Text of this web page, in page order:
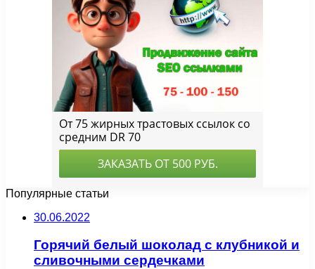
Популярные статьи
30.06.2022
Горячий белый шоколад с клубникой и
сливочными сердечками